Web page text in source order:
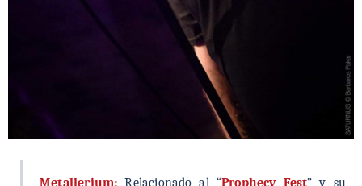
Metallerium: Relacionado al “Prophecy Fest” y su